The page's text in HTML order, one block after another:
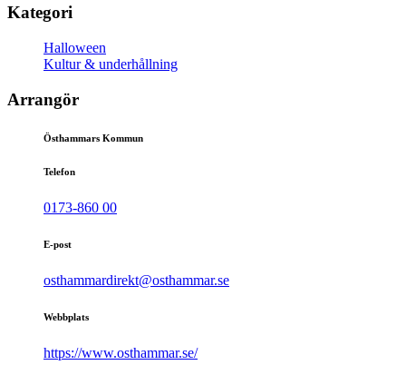
Kategori
Halloween
Kultur & underhållning
Arrangör
Östhammars Kommun
Telefon
0173-860 00
E-post
osthammardirekt@osthammar.se
Webbplats
https://www.osthammar.se/